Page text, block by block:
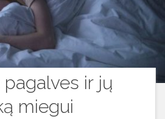
ir jų
miegui